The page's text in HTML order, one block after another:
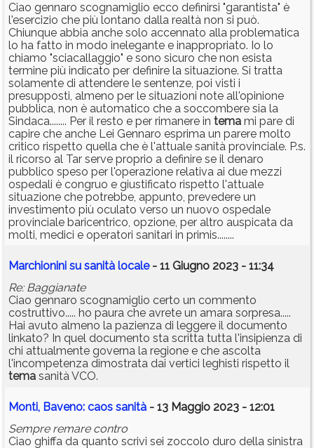
Ciao gennaro scognamiglio ecco definirsi "garantista" è
l'esercizio che più lontano dalla realtà non si può.
Chiunque abbia anche solo accennato alla problematica
lo ha fatto in modo inelegante e inappropriato. Io lo
chiamo "sciacallaggio" e sono sicuro che non esista
termine più indicato per definire la situazione. Si tratta
solamente di attendere le sentenze, poi visti i
presupposti, almeno per le situazioni note all'opinione
pubblica, non è automatico che a soccombere sia la
Sindaca........ Per il resto e per rimanere in tema mi pare di
capire che anche Lei Gennaro esprima un parere molto
critico rispetto quella che è l'attuale sanità provinciale. P.s.
il ricorso al Tar serve proprio a definire se il denaro
pubblico speso per l'operazione relativa ai due mezzi
ospedali è congruo e giustificato rispetto l'attuale
situazione che potrebbe, appunto, prevedere un
investimento più oculato verso un nuovo ospedale
provinciale baricentrico, opzione, per altro auspicata da
molti, medici e operatori sanitari in primis........
Marchionini su sanità locale- 11 Giugno 2023 - 11:34
Re: Baggianate
Ciao gennaro scognamiglio certo un commento
costruttivo..... ho paura che avrete un amara sorpresa.....
Hai avuto almeno la pazienza di leggere il documento
linkato? In quel documento sta scritta tutta l'insipienza di
chi attualmente governa la regione e che ascolta
l'incompetenza dimostrata dai vertici leghisti rispetto il
tema sanità VCO.
Monti, Baveno: caos sanità - 13 Maggio 2023 - 12:01
Sempre remare contro
Ciao ghiffa da quanto scrivi sei zoccolo duro della sinistra